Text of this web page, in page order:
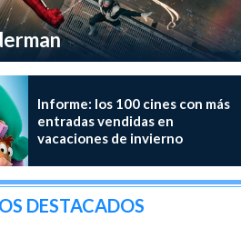
Informe: los 100 cines con más
entradas vendidas en
vacaciones de invierno
DESTACADOS